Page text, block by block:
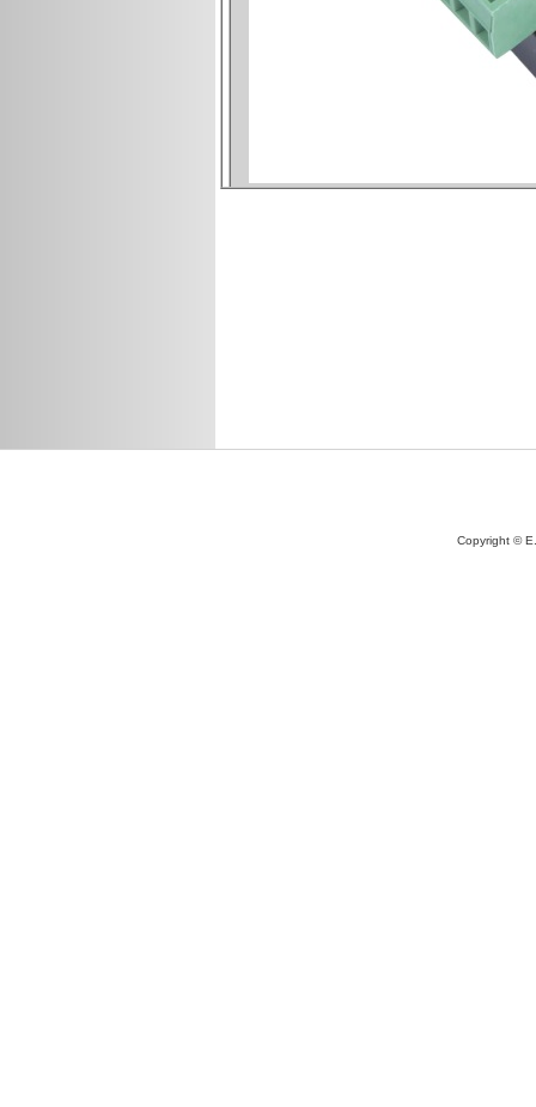
Copyright ©